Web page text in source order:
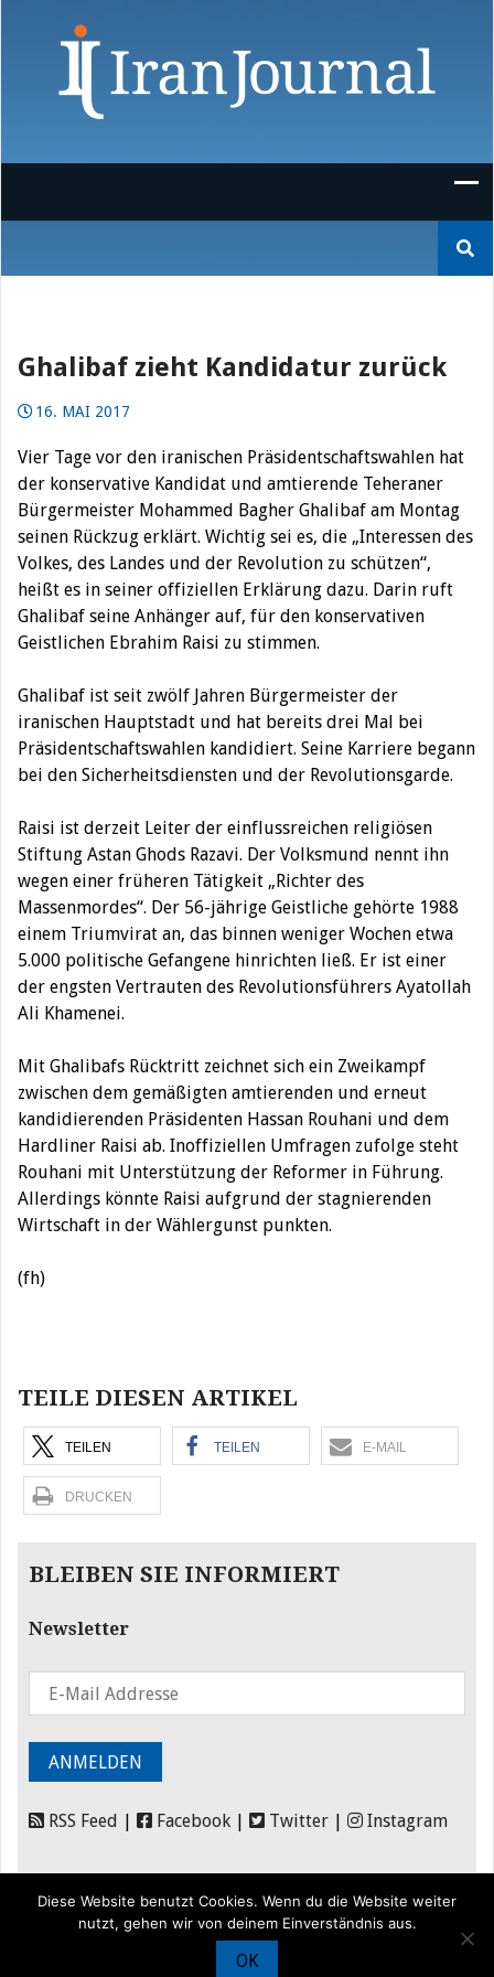
nach:
Ghalibaf zieht Kandidatur zurück
16. MAI 2017
Vier Tage vor den iranischen Präsidentschaftswahlen hat
der konservative Kandidat und amtierende Teheraner
Bürgermeister Mohammed Bagher Ghalibaf am Montag
seinen Rückzug erklärt. Wichtig sei es, die „Interessen des
Volkes, des Landes und der Revolution zu schützen“,
heißt es in seiner offiziellen Erklärung dazu. Darin ruft
Ghalibaf seine Anhänger auf, für den konservativen
Geistlichen Ebrahim Raisi zu stimmen.
Ghalibaf ist seit zwölf Jahren Bürgermeister der
iranischen Hauptstadt und hat bereits drei Mal bei
Präsidentschaftswahlen kandidiert. Seine Karriere begann
bei den Sicherheitsdiensten und der Revolutionsgarde.
Raisi ist derzeit Leiter der einflussreichen religiösen
Stiftung Astan Ghods Razavi. Der Volksmund nennt ihn
wegen einer früheren Tätigkeit „Richter des
Massenmordes“. Der 56-jährige Geistliche gehörte 1988
einem Triumvirat an, das binnen weniger Wochen etwa
5.000 politische Gefangene hinrichten ließ. Er ist einer
der engsten Vertrauten des Revolutionsführers Ayatollah
Ali Khamenei.
Mit Ghalibafs Rücktritt zeichnet sich ein Zweikampf
zwischen dem gemäßigten amtierenden und erneut
kandidierenden Präsidenten Hassan Rouhani und dem
Hardliner Raisi ab. Inoffiziellen Umfragen zufolge steht
Rouhani mit Unterstützung der Reformer in Führung.
Allerdings könnte Raisi aufgrund der stagnierenden
Wirtschaft in der Wählergunst punkten.
(fh)
TEILE DIESEN ARTIKEL
TEILEN TEILEN E-MAIL
DRUCKEN
BLEIBEN SIE INFORMIERT
Newsletter
RSS Feed Facebook Twitter Instagram
Förderung|
Diese Website benutzt Cookies. Wenn du die Website weiter
nutzt, gehen wir von deinem Einverständnis aus.
OK